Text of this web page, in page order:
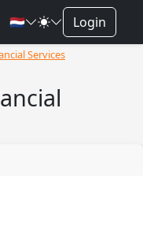
🇳🇱 Login
Services